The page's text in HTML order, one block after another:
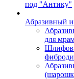
под "Антику"
Абразивный
для